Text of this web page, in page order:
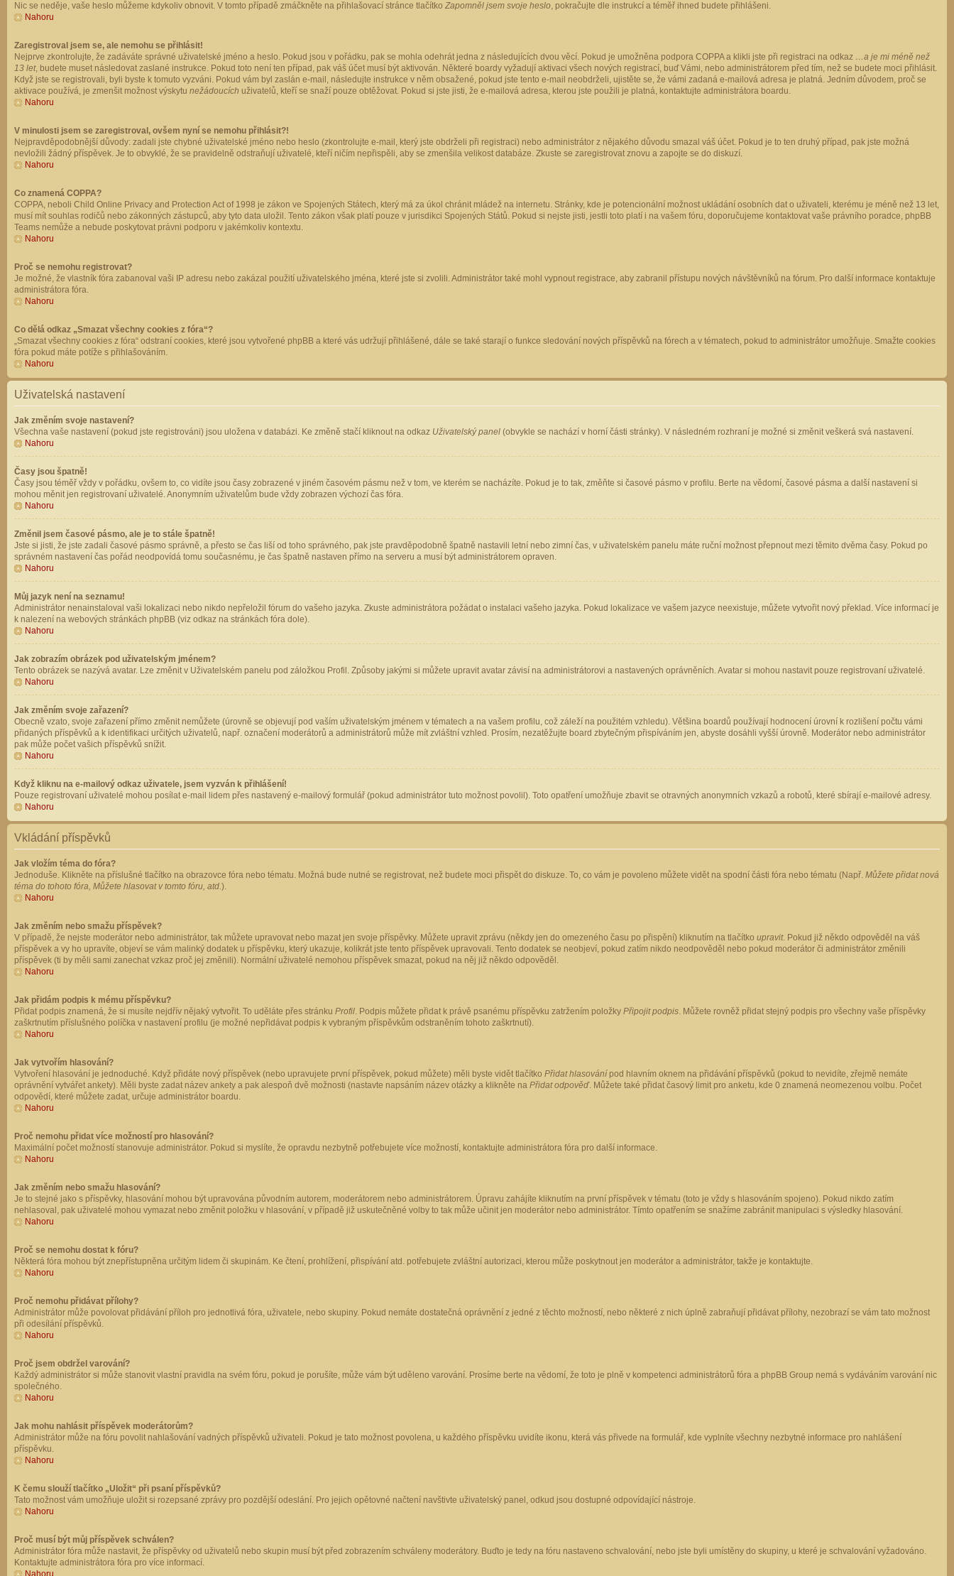
Nic se neděje, vaše heslo můžeme kdykoliv obnovit. V tomto případě zmáčkněte na přihlašovací stránce tlačítko Zapomněl jsem svoje heslo, pokračujte dle instrukcí a téměř ihned budete přihlášeni.
Nahoru
Zaregistroval jsem se, ale nemohu se přihlásit!
Nejprve zkontrolujte, že zadáváte správné uživatelské jméno a heslo. Pokud jsou v pořádku, pak se mohla odehrát jedna z následujících dvou věcí. Pokud je umožněna podpora COPPA a klikli jste při registraci na odkaz …a je mi méně než
13 let, budete muset následovat zaslané instrukce. Pokud toto není ten případ, pak váš účet musí být aktivován. Některé boardy vyžadují aktivaci všech nových registrací, buď Vámi, nebo administrátorem před tím, než se budete moci přihlásit.
Když jste se registrovali, byli byste k tomuto vyzváni. Pokud vám byl zaslán e-mail, následujte instrukce v něm obsažené, pokud jste tento e-mail neobdrželi, ujistěte se, že vámi zadaná e-mailová adresa je platná. Jedním důvodem, proč se
aktivace používá, je zmenšit možnost výskytu nežádoucích uživatelů, kteří se snaží pouze obtěžovat. Pokud si jste jisti, že e-mailová adresa, kterou jste použili je platná, kontaktujte administrátora boardu.
Nahoru
V minulosti jsem se zaregistroval, ovšem nyní se nemohu přihlásit?!
Nejpravděpodobnější důvody: zadali jste chybné uživatelské jméno nebo heslo (zkontrolujte e-mail, který jste obdrželi při registraci) nebo administrátor z nějakého důvodu smazal váš účet. Pokud je to ten druhý případ, pak jste možná
nevložili žádný příspěvek. Je to obvyklé, že se pravidelně odstraňují uživatelé, kteří ničím nepřispěli, aby se zmenšila velikost databáze. Zkuste se zaregistrovat znovu a zapojte se do diskuzí.
Nahoru
Co znamená COPPA?
COPPA, neboli Child Online Privacy and Protection Act of 1998 je zákon ve Spojených Státech, který má za úkol chránit mládež na internetu. Stránky, kde je potencionální možnost ukládání osobních dat o uživateli, kterému je méně než 13 let,
musí mít souhlas rodičů nebo zákonných zástupců, aby tyto data uložil. Tento zákon však platí pouze v jurisdikci Spojených Států. Pokud si nejste jisti, jestli toto platí i na vašem fóru, doporučujeme kontaktovat vaše právního poradce, phpBB
Teams nemůže a nebude poskytovat právni podporu v jakémkoliv kontextu.
Nahoru
Proč se nemohu registrovat?
Je možné, že vlastník fóra zabanoval vaši IP adresu nebo zakázal použití uživatelského jména, které jste si zvolili. Administrátor také mohl vypnout registrace, aby zabranil přístupu nových návštěvníků na fórum. Pro další informace kontaktuje
administrátora fóra.
Nahoru
Co dělá odkaz „Smazat všechny cookies z fóra“?
„Smazat všechny cookies z fóra“ odstraní cookies, které jsou vytvořené phpBB a které vás udržují přihlášené, dále se také starají o funkce sledování nových příspěvků na fórech a v tématech, pokud to administrátor umožňuje. Smažte cookies
fóra pokud máte potíže s přihlašováním.
Nahoru
Uživatelská nastavení
Jak změním svoje nastavení?
Všechna vaše nastavení (pokud jste registrováni) jsou uložena v databázi. Ke změně stačí kliknout na odkaz Uživatelský panel (obvykle se nachází v horní části stránky). V následném rozhraní je možné si změnit veškerá svá nastavení.
Nahoru
Časy jsou špatně!
Časy jsou téměř vždy v pořádku, ovšem to, co vidíte jsou časy zobrazené v jiném časovém pásmu než v tom, ve kterém se nacházíte. Pokud je to tak, změňte si časové pásmo v profilu. Berte na vědomí, časové pásma a další nastavení si
mohou měnit jen registrovaní uživatelé. Anonymním uživatelům bude vždy zobrazen výchozí čas fóra.
Nahoru
Změnil jsem časové pásmo, ale je to stále špatně!
Jste si jisti, že jste zadali časové pásmo správně, a přesto se čas liší od toho správného, pak jste pravděpodobně špatně nastavili letní nebo zimní čas, v uživatelském panelu máte ruční možnost přepnout mezi těmito dvěma časy. Pokud po
správném nastavení čas pořád neodpovídá tomu současnému, je čas špatně nastaven přímo na serveru a musí být administrátorem opraven.
Nahoru
Můj jazyk není na seznamu!
Administrátor nenainstaloval vaši lokalizaci nebo nikdo nepřeložil fórum do vašeho jazyka. Zkuste administrátora požádat o instalaci vašeho jazyka. Pokud lokalizace ve vašem jazyce neexistuje, můžete vytvořit nový překlad. Více informací je
k nalezení na webových stránkách phpBB (viz odkaz na stránkách fóra dole).
Nahoru
Jak zobrazím obrázek pod uživatelským jménem?
Tento obrázek se nazývá avatar. Lze změnit v Uživatelském panelu pod záložkou Profil. Způsoby jakými si můžete upravit avatar závisí na administrátorovi a nastavených oprávněních. Avatar si mohou nastavit pouze registrovaní uživatelé.
Nahoru
Jak změním svoje zařazení?
Obecně vzato, svoje zařazení přímo změnit nemůžete (úrovně se objevují pod vaším uživatelským jménem v tématech a na vašem profilu, což záleží na použitém vzhledu). Většina boardů používají hodnocení úrovní k rozlišení počtu vámi
přidaných příspěvků a k identifikaci určitých uživatelů, např. označení moderátorů a administrátorů může mít zvláštní vzhled. Prosím, nezatěžujte board zbytečným přispíváním jen, abyste dosáhli vyšší úrovně. Moderátor nebo administrátor
pak může počet vašich příspěvků snížit.
Nahoru
Když kliknu na e-mailový odkaz uživatele, jsem vyzván k přihlášení!
Pouze registrovaní uživatelé mohou posílat e-mail lidem přes nastavený e-mailový formulář (pokud administrátor tuto možnost povolil). Toto opatření umožňuje zbavit se otravných anonymních vzkazů a robotů, které sbírají e-mailové adresy.
Nahoru
Vkládání příspěvků
Jak vložím téma do fóra?
Jednoduše. Klikněte na příslušné tlačítko na obrazovce fóra nebo tématu. Možná bude nutné se registrovat, než budete moci přispět do diskuze. To, co vám je povoleno můžete vidět na spodní části fóra nebo tématu (Např. Můžete přidat nová
téma do tohoto fóra, Můžete hlasovat v tomto fóru, atd.).
Nahoru
Jak změním nebo smažu příspěvek?
V případě, že nejste moderátor nebo administrátor, tak můžete upravovat nebo mazat jen svoje příspěvky. Můžete upravit zprávu (někdy jen do omezeného času po přispění) kliknutím na tlačítko upravit. Pokud již někdo odpověděl na váš
příspěvek a vy ho upravíte, objeví se vám malinký dodatek u příspěvku, který ukazuje, kolikrát jste tento příspěvek upravovali. Tento dodatek se neobjeví, pokud zatím nikdo neodpověděl nebo pokud moderátor či administrátor změnili
příspěvek (ti by měli sami zanechat vzkaz proč jej změnili). Normální uživatelé nemohou příspěvek smazat, pokud na něj již někdo odpověděl.
Nahoru
Jak přidám podpis k mému příspěvku?
Přidat podpis znamená, že si musíte nejdřív nějaký vytvořit. To uděláte přes stránku Profil. Podpis můžete přidat k právě psanému příspěvku zatržením položky Připojit podpis. Můžete rovněž přidat stejný podpis pro všechny vaše příspěvky
zaškrtnutím příslušného políčka v nastavení profilu (je možné nepřidávat podpis k vybraným příspěvkům odstraněním tohoto zaškrtnutí).
Nahoru
Jak vytvořím hlasování?
Vytvoření hlasování je jednoduché. Když přidáte nový příspěvek (nebo upravujete první příspěvek, pokud můžete) měli byste vidět tlačítko Přidat hlasování pod hlavním oknem na přidávání příspěvků (pokud to nevidíte, zřejmě nemáte
oprávnění vytvářet ankety). Měli byste zadat název ankety a pak alespoň dvě možnosti (nastavte napsáním název otázky a klikněte na Přidat odpověď. Můžete také přidat časový limit pro anketu, kde 0 znamená neomezenou volbu. Počet
odpovědí, které můžete zadat, určuje administrátor boardu.
Nahoru
Proč nemohu přidat více možností pro hlasování?
Maximální počet možností stanovuje administrátor. Pokud si myslíte, že opravdu nezbytně potřebujete více možností, kontaktujte administrátora fóra pro další informace.
Nahoru
Jak změním nebo smažu hlasování?
Je to stejné jako s příspěvky, hlasování mohou být upravována původním autorem, moderátorem nebo administrátorem. Úpravu zahájíte kliknutím na první příspěvek v tématu (toto je vždy s hlasováním spojeno). Pokud nikdo zatím
nehlasoval, pak uživatelé mohou vymazat nebo změnit položku v hlasování, v případě již uskutečněné volby to tak může učinit jen moderátor nebo administrátor. Tímto opatřením se snažíme zabránit manipulaci s výsledky hlasování.
Nahoru
Proč se nemohu dostat k fóru?
Některá fóra mohou být znepřístupněna určitým lidem či skupinám. Ke čtení, prohlížení, přispívání atd. potřebujete zvláštní autorizaci, kterou může poskytnout jen moderátor a administrátor, takže je kontaktujte.
Nahoru
Proč nemohu přidávat přílohy?
Administrátor může povolovat přidávání příloh pro jednotlivá fóra, uživatele, nebo skupiny. Pokud nemáte dostatečná oprávnění z jedné z těchto možností, nebo některé z nich úplně zabraňují přidávat přílohy, nezobrazí se vám tato možnost
při odesílání příspěvků.
Nahoru
Proč jsem obdržel varování?
Každý administrátor si může stanovit vlastní pravidla na svém fóru, pokud je porušíte, může vám být uděleno varování. Prosíme berte na vědomí, že toto je plně v kompetenci administrátorů fóra a phpBB Group nemá s vydáváním varování nic
společného.
Nahoru
Jak mohu nahlásit příspěvek moderátorům?
Administrátor může na fóru povolit nahlašování vadných příspěvků uživateli. Pokud je tato možnost povolena, u každého příspěvku uvidíte ikonu, která vás přivede na formulář, kde vyplníte všechny nezbytné informace pro nahlášení
příspěvku.
Nahoru
K čemu slouží tlačítko „Uložit“ při psaní příspěvků?
Tato možnost vám umožňuje uložit si rozepsané zprávy pro pozdější odeslání. Pro jejich opětovné načtení navštivte uživatelský panel, odkud jsou dostupné odpovídající nástroje.
Nahoru
Proč musí být můj příspěvek schválen?
Administrátor fóra může nastavit, že příspěvky od uživatelů nebo skupin musí být před zobrazením schváleny moderátory. Buďto je tedy na fóru nastaveno schvalování, nebo jste byli umístěny do skupiny, u které je schvalování vyžadováno.
Kontaktujte administrátora fóra pro více informací.
Nahoru